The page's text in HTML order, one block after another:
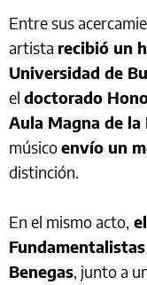
Entre sus
artista recibió un
Universidad de
el doctorado
Aula Magna de
músicoenvío un
distinción.
En el mismo acto,
Benegas, junto a